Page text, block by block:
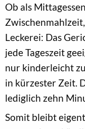
Ob als
Leckerei: Das
jede Tageszeit
nur kinderleicht
in kürzester Zeit.
lediglich zehn
Somit bleibt